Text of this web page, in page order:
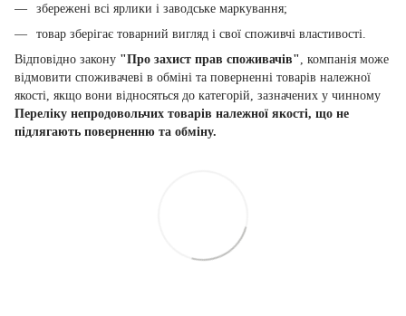
збережені всі ярлики і заводське маркування;
товар зберігає товарний вигляд і свої споживчі властивості.
Відповідно закону "Про захист прав споживачів", компанія може
відмовити споживачеві в обміні та поверненні товарів належної
якості, якщо вони відносяться до категорій, зазначених у чинному
Переліку непродовольчих товарів належної якості, що не
підлягають поверненню та обміну.